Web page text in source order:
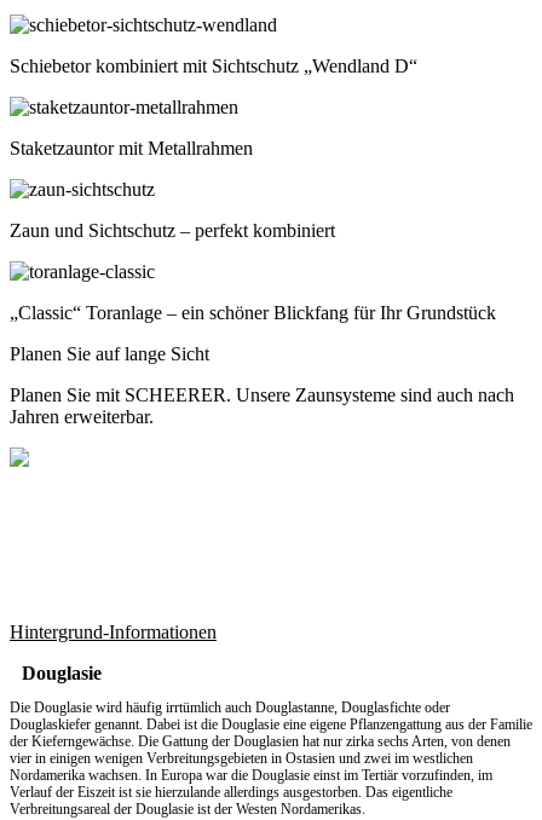
Schiebetor kombiniert mit Sichtschutz „Wendland D“
Staketzauntor mit Metallrahmen
Zaun und Sichtschutz – perfekt kombiniert
„Classic“ Toranlage – ein schöner Blickfang für Ihr Grundstück
Planen Sie auf lange Sicht
Planen Sie mit SCHEERER. Unsere Zaunsysteme sind auch nach
Jahren erweiterbar.
Hintergrund-Informationen
Douglasie
Die Douglasie wird häufig irrtümlich auch Douglastanne, Douglasfichte oder
Douglaskiefer genannt. Dabei ist die Douglasie eine eigene Pflanzengattung aus der Familie
der Kieferngewächse. Die Gattung der Douglasien hat nur zirka sechs Arten, von denen
vier in einigen wenigen Verbreitungsgebieten in Ostasien und zwei im westlichen
Nordamerika wachsen. In Europa war die Douglasie einst im Tertiär vorzufinden, im
Verlauf der Eiszeit ist sie hierzulande allerdings ausgestorben. Das eigentliche
Verbreitungsareal der Douglasie ist der Westen Nordamerikas.